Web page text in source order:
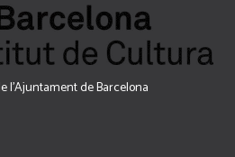
l’Ajuntament de Barcelona